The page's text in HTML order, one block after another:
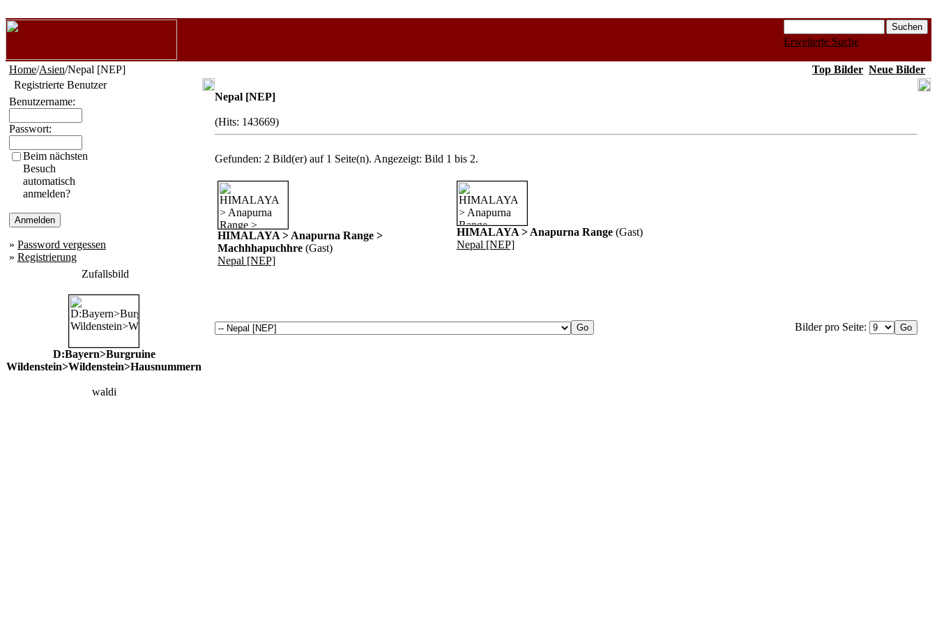
Erweiterte Suche
Home/Asien/Nepal [NEP] Top Bilder Neue Bilder
Registrierte Benutzer
Benutzername:
Passwort:
Beim nächsten
Besuch
automatisch
anmelden?
» Password vergessen
» Registrierung
Zufallsbild
D:Bayern>Burgruine
Wildenstein>Wildenstein>Hausnummern
waldi
Nepal [NEP]
(Hits: 143669)
Gefunden: 2 Bild(er) auf 1 Seite(n). Angezeigt: Bild 1 bis 2.
HIMALAYA > Anapurna Range >
Machhhapuchhre (Gast)
Nepal [NEP]
HIMALAYA > Anapurna Range (Gast)
Nepal [NEP]
Bilder pro Seite: